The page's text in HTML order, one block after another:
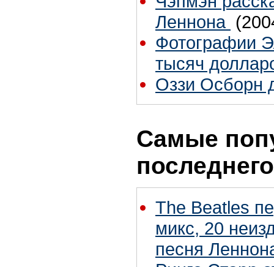
Леннона
Фотографии
тысяч
Оззи Осборн
Самые
The Beatles
микс, 20
песня